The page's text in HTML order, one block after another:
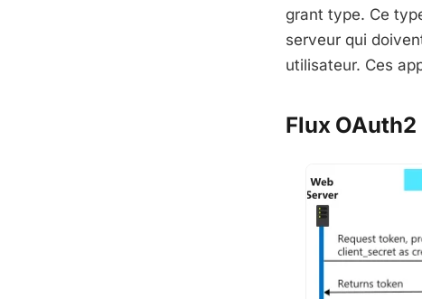
grant type. Ce
serveur qui
utilisateur. Ces
Flux